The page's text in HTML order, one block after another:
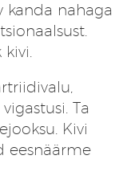
kanda nahaga
Ta
Kivi
eesnäärme